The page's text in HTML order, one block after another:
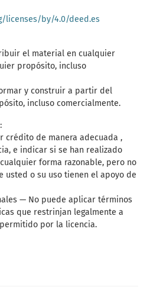
licenses/by/4.0/deed.es
el material en cualquier
propósito, incluso
y construir a partir del
incluso comercialmente.
de manera adecuada ,
e indicar si se han realizado
forma razonable, pero no
usted o su uso tienen el apoyo de
— No puede aplicar términos
que restrinjan legalmente a
por la licencia.